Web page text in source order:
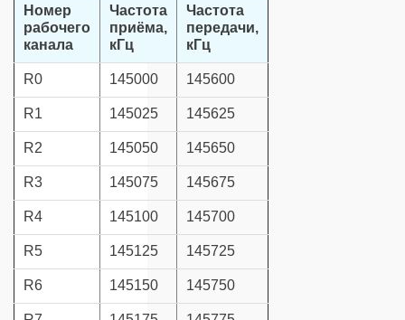
Номер
рабочего
канала
Частота
приёма,
кГц
Частота
передачи,
кГц
R0 145000 145600
R1 145025 145625
R2 145050 145650
R3 145075 145675
R4 145100 145700
R5 145125 145725
R6 145150 145750